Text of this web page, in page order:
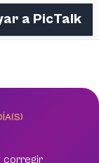
a PicTalk
corregir